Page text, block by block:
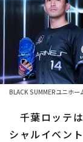
日程・結果
順位表･成績
1軍公式戦
ファーム東
ファーム中
選手名鑑
北海
BLACK SUMMERユニホー
千葉ロッテ
シャルイベン